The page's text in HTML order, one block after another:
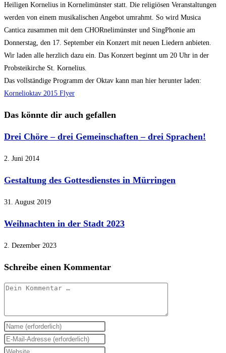
Heiligen Kornelius in Kornelimünster statt. Die religiösen Veranstaltungen
werden von einem musikalischen Angebot umrahmt. So wird Musica
Cantica zusammen mit dem CHORnelimünster und SingPhonie am
Donnerstag, den 17. September ein Konzert mit neuen Liedern anbieten.
Wir laden alle herzlich dazu ein. Das Konzert beginnt um 20 Uhr in der
Probsteikirche St. Kornelius.
Das vollständige Programm der Oktav kann man hier herunter laden:
Kornelioktav 2015 Flyer
Das könnte dir auch gefallen
Drei Chöre – drei Gemeinschaften – drei Sprachen!
2. Juni 2014
Gestaltung des Gottesdienstes in Mürringen
31. August 2019
Weihnachten in der Stadt 2023
2. Dezember 2023
Schreibe einen Kommentar
Kommentar
Gib
deinen
Namen
Gib
deine
Gib